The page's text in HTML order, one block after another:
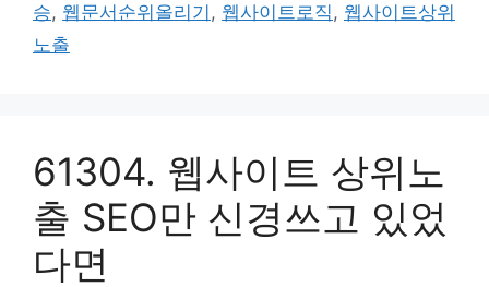
승, 웹문서순위올리기 , 웹사이트로직, 웹사이트상위
노출
61304. 웹사이트 상위노
출 SEO만 신경쓰고 있었
다면